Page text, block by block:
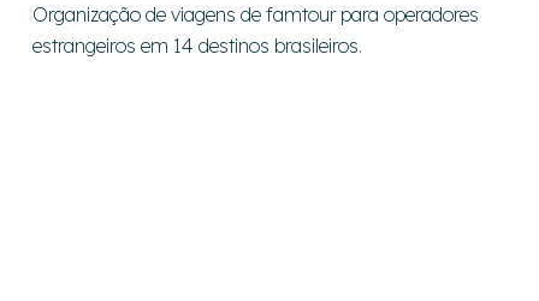
Organização de viagens de famtour para operadores
estrangeiros em 14 destinos brasileiros.